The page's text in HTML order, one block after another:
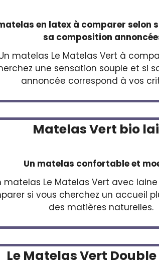
en latex à comparer selon
sa composition
matelas Le Matelas Vert à
une sensation souple et si
annoncée correspond à vos
Matelas Vert bio
Un matelas confortable et
matelas Le Matelas Vert avec
si vous cherchez un accueil
des matières naturelles.
Le Matelas Vert